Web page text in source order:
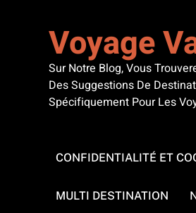
Voyage
Sur Notre Blog, Vous
Des Suggestions De
Spécifiquement Pour Les
CONFIDENTIALITÉ ET
MULTI DESTINATION